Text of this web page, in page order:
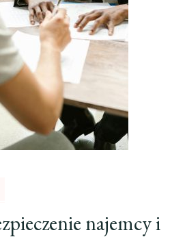
najemcy i